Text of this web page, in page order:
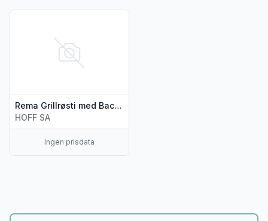
Rema Grillrøsti med Bacon og Ost 330g
HOFF SA
Ingen prisdata